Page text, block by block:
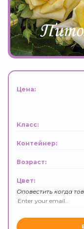
Цена:
Класс:
Контейнер:
Возраст:
Цвет:
Оповестить когда